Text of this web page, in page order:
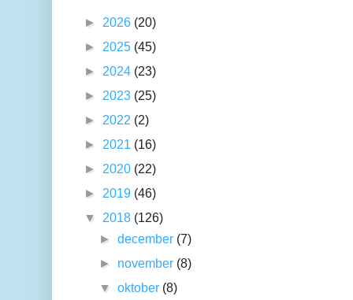
► 2026 (20)
► 2025 (45)
► 2024 (23)
► 2023 (25)
► 2022 (2)
► 2021 (16)
► 2020 (22)
► 2019 (46)
▼ 2018 (126)
►december (7)
► november (8)
▼oktober (8)